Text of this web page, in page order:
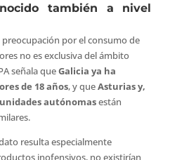
también a nivel
por el consumo de
no es exclusiva del ámbito
señala queGalicia ya ha
de 18 años, y queAsturias y,
autónomasestán
resulta especialmente
inofensivos, no existirían